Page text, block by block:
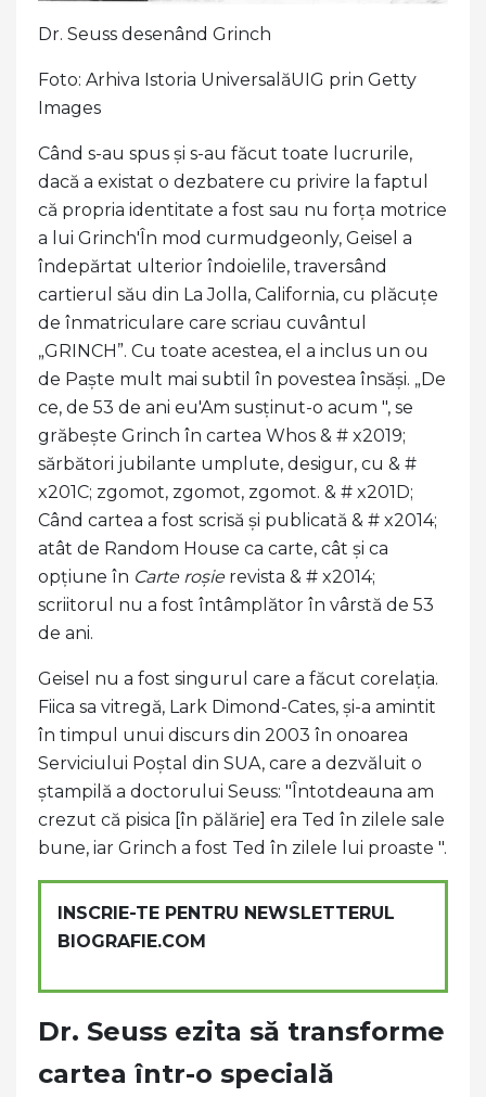
Dr. Seuss desenând Grinch
Foto: Arhiva Istoria UniversalăUIG prin Getty
Images
Când s-au spus și s-au făcut toate lucrurile,
dacă a existat o dezbatere cu privire la faptul
că propria identitate a fost sau nu forța motrice
a lui Grinch'În mod curmudgeonly, Geisel a
îndepărtat ulterior îndoielile, traversând
cartierul său din La Jolla, California, cu plăcuțe
de înmatriculare care scriau cuvântul
„GRINCH”. Cu toate acestea, el a inclus un ou
de Paște mult mai subtil în povestea însăși. „De
ce, de 53 de ani eu'Am susținut-o acum ", se
grăbește Grinch în cartea Whos & # x2019;
sărbători jubilante umplute, desigur, cu & #
x201C; zgomot, zgomot, zgomot. & # x201D;
Când cartea a fost scrisă și publicată & # x2014;
atât de Random House ca carte, cât și ca
opțiune în Carte roșierevista & # x2014;
scriitorul nu a fost întâmplător în vârstă de 53
de ani.
Geisel nu a fost singurul care a făcut corelația.
Fiica sa vitregă, Lark Dimond-Cates, și-a amintit
în timpul unui discurs din 2003 în onoarea
Serviciului Poștal din SUA, care a dezvăluit o
ștampilă a doctorului Seuss: "Întotdeauna am
crezut că pisica [în pălărie] era Ted în zilele sale
bune, iar Grinch a fost Ted în zilele lui proaste ".
INSCRIE-TE PENTRU NEWSLETTERUL
BIOGRAFIE.COM
Dr. Seuss ezita să transforme
cartea într-o specială